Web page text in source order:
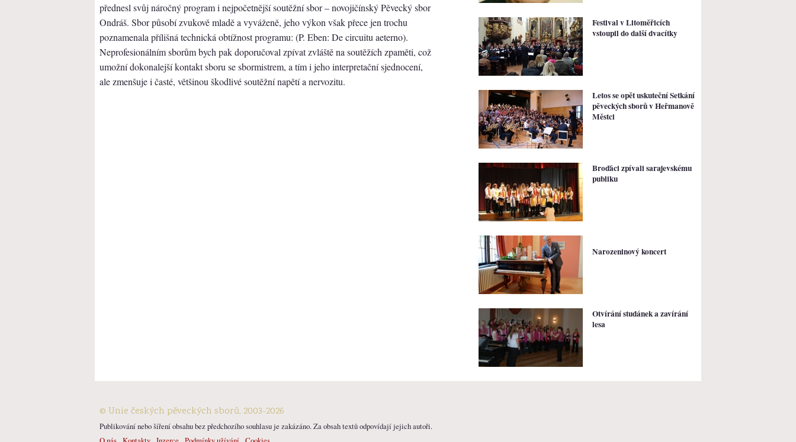
přednesl svůj náročný program i nejpočetnější soutěžní sbor – novojičínský Pěvecký sbor
Ondráš. Sbor působí zvukově mladě a vyváženě, jeho výkon však přece jen trochu
poznamenala přílišná technická obtížnost programu: (P. Eben: De circuitu aeterno).
Neprofesionálním sborům bych pak doporučoval zpívat zvláště na soutěžích zpaměti, což
umožní dokonalejší kontakt sboru se sbormistrem, a tím i jeho interpretační sjednocení,
ale zmenšuje i časté, většinou škodlivé soutěžní napětí a nervozitu.
Festival v Litoměřicích
vstoupil do další dvacítky
Letos se opět uskuteční Setkání
pěveckých sborů v Heřmanově
Městci
Broďáci zpívali sarajevskému
publiku
Narozeninový koncert
Otvírání studánek a zavírání
lesa
© Unie českých pěveckých sborů, 2003-2026
Publikování nebo šíření obsahu bez předchozího souhlasu je zakázáno. Za obsah textů odpovídají jejich autoři.